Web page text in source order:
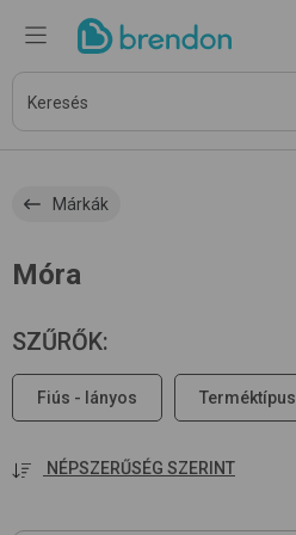
Márkák
Móra
SZŰRŐK:
Fiús - lányos Terméktípus
NÉPSZERŰSÉG SZERINT